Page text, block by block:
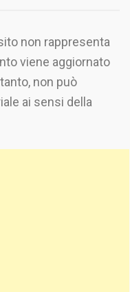
non rappresenta
viene aggiornato
non può
ai sensi della